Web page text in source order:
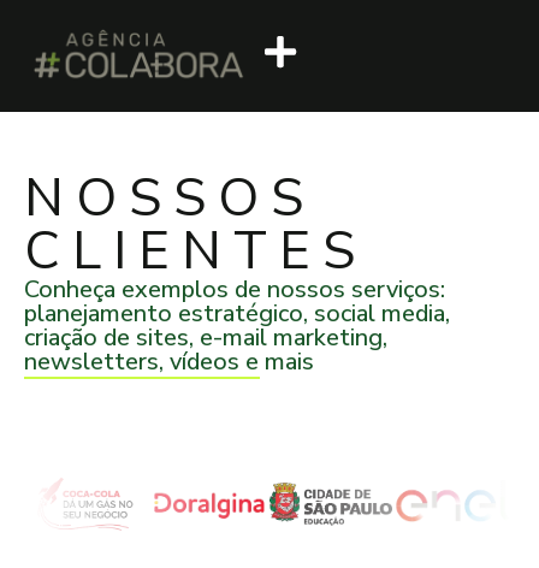
NOSSOS
CLIENTES
Conheça exemplos de nossos serviços:
planejamento estratégico, social media,
criação de sites, e-mail marketing,
newsletters, vídeos e mais